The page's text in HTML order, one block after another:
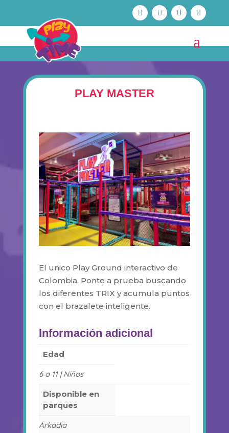
PLAY MASTER
El unico Play Ground interactivo de
Colombia. Ponte a prueba buscando
los diferentes TRIX y acumula puntos
con el brazalete inteligente.
Información adicional
Edad
6 a 11 | Niños
Disponible en
parques
Arkadia